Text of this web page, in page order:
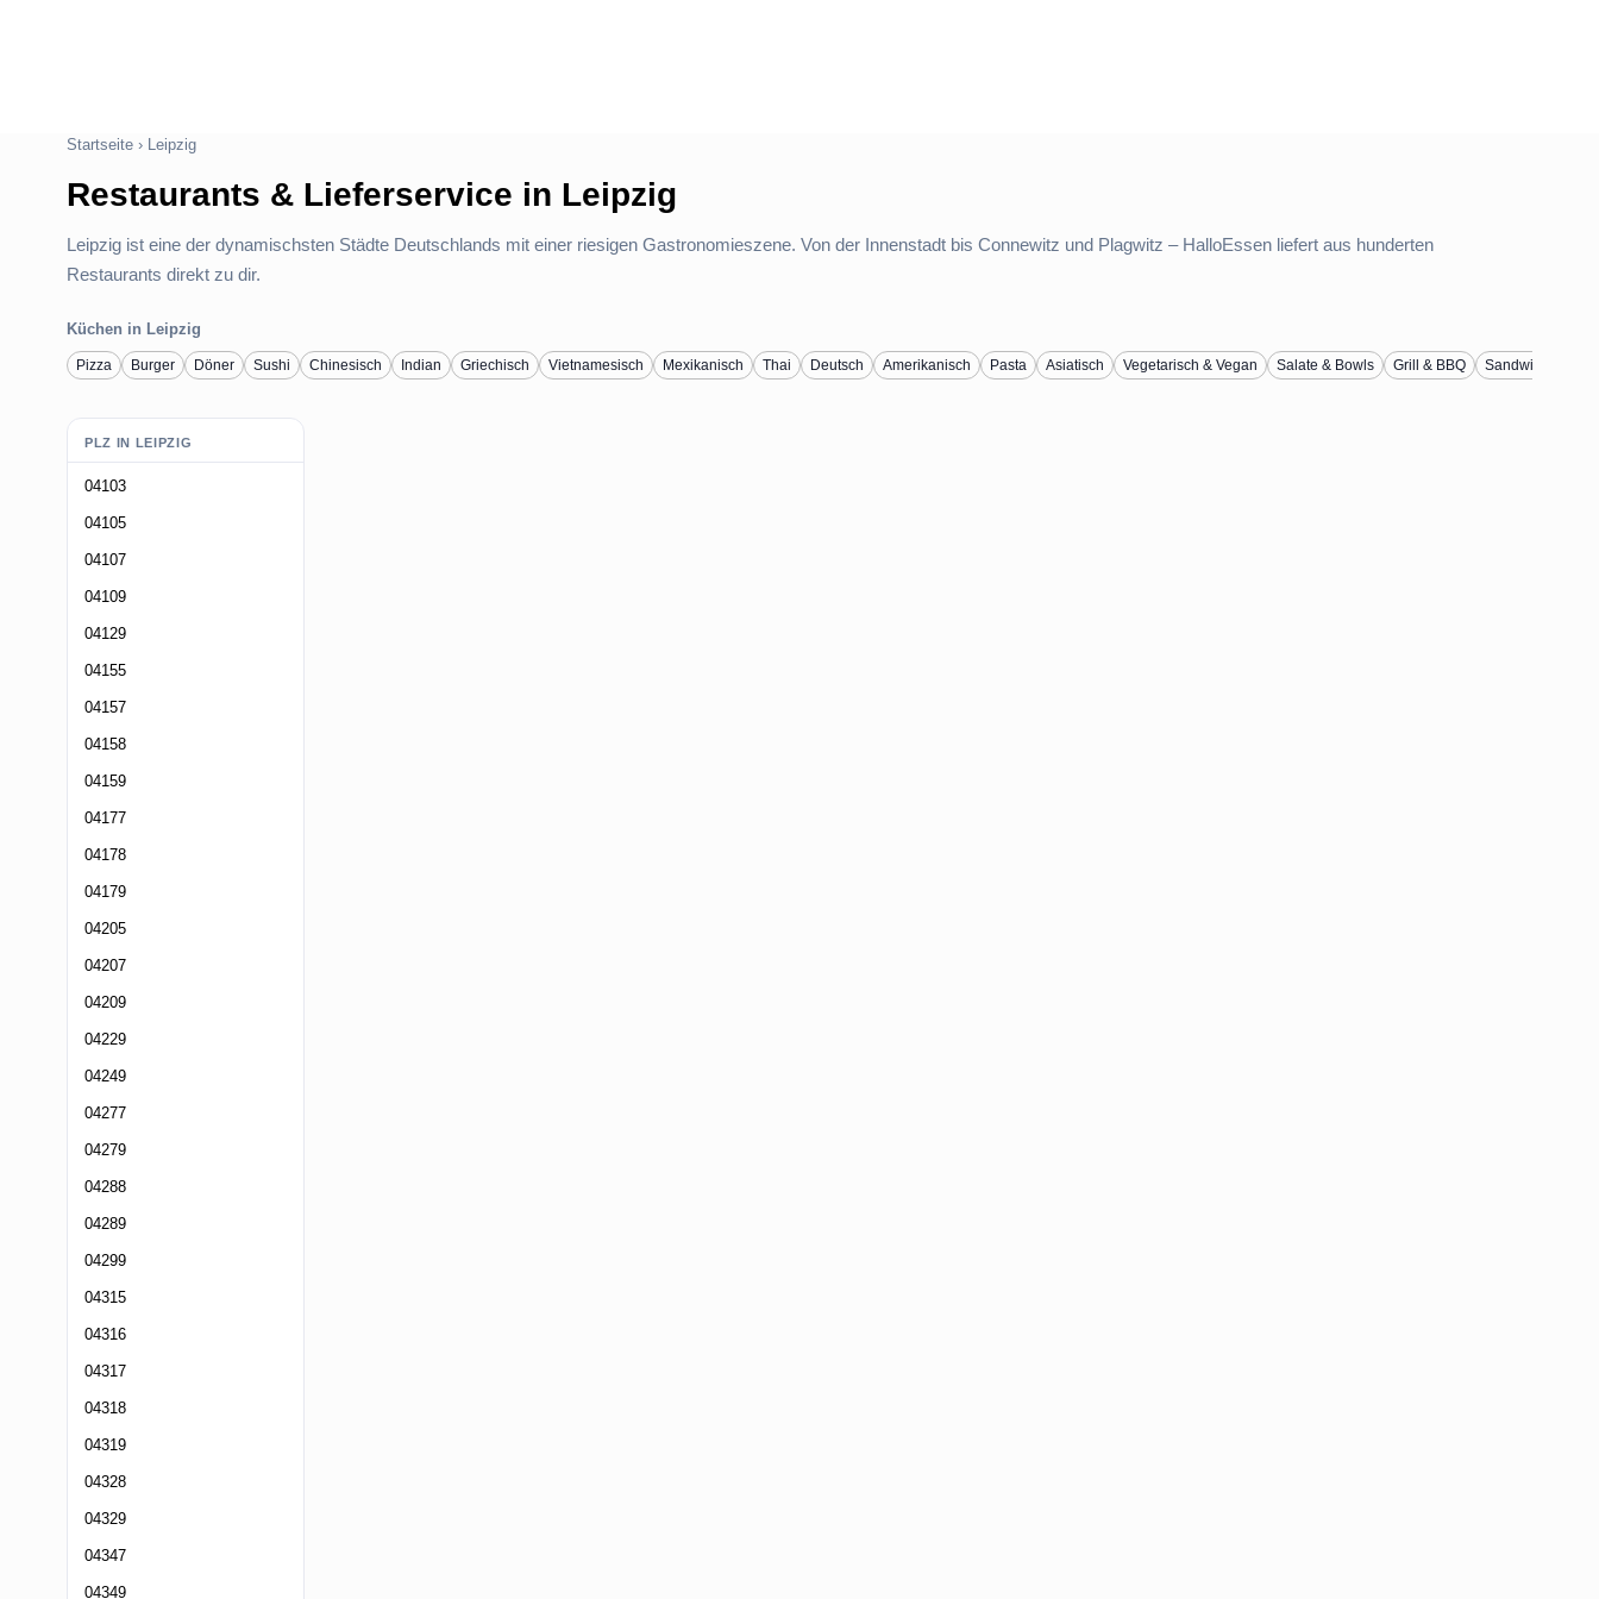
Startseite › Leipzig
Restaurants & Lieferservice in Leipzig
Leipzig ist eine der dynamischsten Städte Deutschlands mit einer riesigen Gastronomieszene. Von der Innenstadt bis Connewitz und Plagwitz – HalloEssen liefert aus hunderten
Restaurants direkt zu dir.
Küchen in Leipzig
Pizza Burger Döner Sushi Chinesisch Indian Griechisch Vietnamesisch Mexikanisch Thai Deutsch Amerikanisch Pasta Asiatisch Vegetarisch & Vegan Salate & Bowls Grill & BBQ Sandwiches &
PLZ IN LEIPZIG
04103
04105
04107
04109
04129
04155
04157
04158
04159
04177
04178
04179
04205
04207
04209
04229
04249
04277
04279
04288
04289
04299
04315
04316
04317
04318
04319
04328
04329
04347
04349